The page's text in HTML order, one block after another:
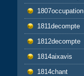
1807occupation
1811decompte
1812decompte
1814aixavis
1814chant